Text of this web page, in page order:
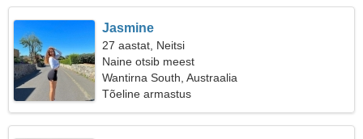
Jasmine
27 aastat, Neitsi
Naine otsib meest
Wantirna South, Austraalia
Tõeline armastus